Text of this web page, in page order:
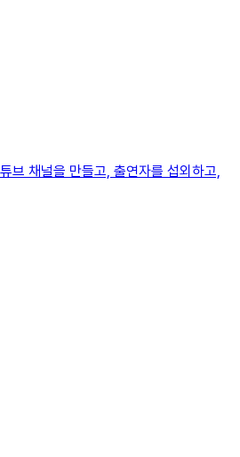
브 채널을 만들고, 출연자를 섭외하고,